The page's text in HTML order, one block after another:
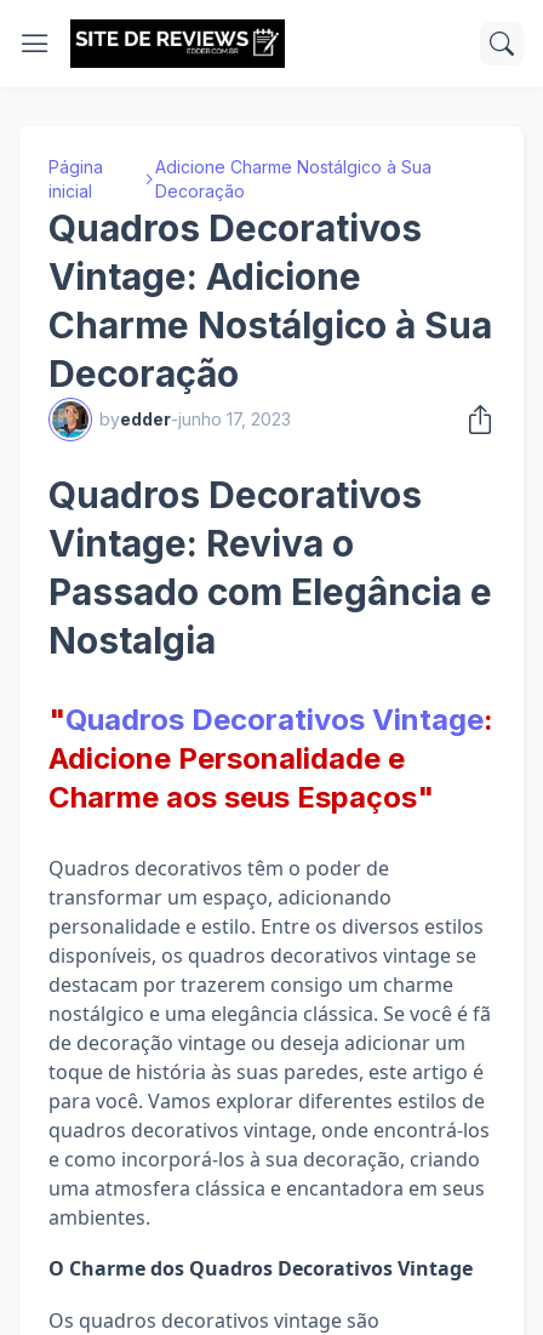
Página
inicial
Adicione Charme Nostálgico à Sua
Decoração
Quadros Decorativos
Vintage: Adicione
Charme Nostálgico à Sua
Decoração
byedder-junho 17, 2023
Quadros Decorativos
Vintage: Reviva o
Passado com Elegância e
Nostalgia
"Quadros Decorativos Vintage:
Adicione Personalidade e
Charme aos seus Espaços"
Quadros decorativos têm o poder de
transformar um espaço, adicionando
personalidade e estilo. Entre os diversos estilos
disponíveis, os quadros decorativos vintage se
destacam por trazerem consigo um charme
nostálgico e uma elegância clássica. Se você é fã
de decoração vintage ou deseja adicionar um
toque de história às suas paredes, este artigo é
para você. Vamos explorar diferentes estilos de
quadros decorativos vintage, onde encontrá-los
e como incorporá-los à sua decoração, criando
uma atmosfera clássica e encantadora em seus
ambientes.
O Charme dos Quadros Decorativos Vintage
Os quadros decorativos vintage são